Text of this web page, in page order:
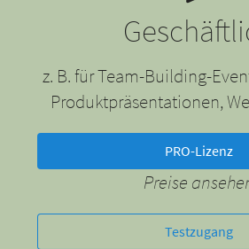
z. B. für Team-Building-
Produktpräsentationen,
PRO-Lizenz
Preise
Testzugang